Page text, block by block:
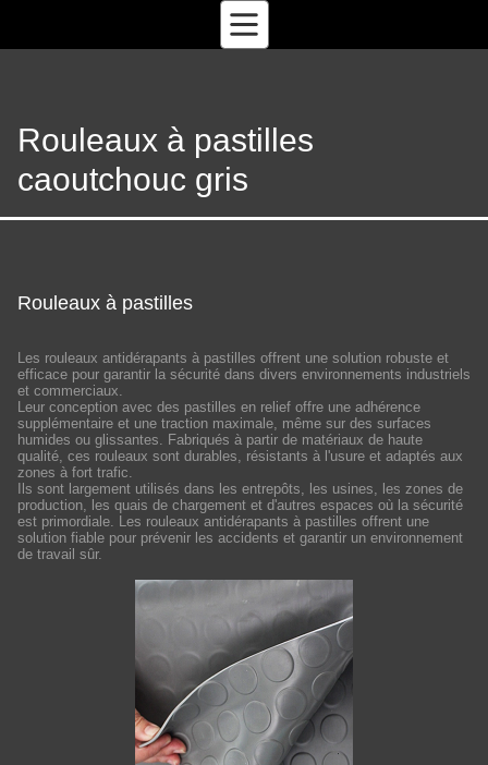
Rouleaux à pastilles
caoutchouc gris
Rouleaux à pastilles
Les rouleaux antidérapants à pastilles offrent une solution robuste et
efficace pour garantir la sécurité dans divers environnements industriels
et commerciaux.
Leur conception avec des pastilles en relief offre une adhérence
supplémentaire et une traction maximale, même sur des surfaces
humides ou glissantes. Fabriqués à partir de matériaux de haute
qualité, ces rouleaux sont durables, résistants à l'usure et adaptés aux
zones à fort trafic.
Ils sont largement utilisés dans les entrepôts, les usines, les zones de
production, les quais de chargement et d'autres espaces où la sécurité
est primordiale. Les rouleaux antidérapants à pastilles offrent une
solution fiable pour prévenir les accidents et garantir un environnement
de travail sûr.